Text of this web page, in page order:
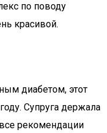
по поводу
красивой.
диабетом, этот
Супруга держала
рекомендации